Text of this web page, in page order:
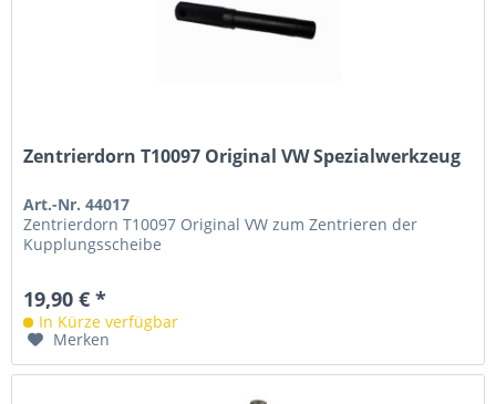
Zentrierdorn T10097 Original VW Spezialwerkzeug
Art.-Nr. 44017
Zentrierdorn T10097 Original VW zum Zentrieren der
Kupplungsscheibe
19,90 € *
In Kürze verfügbar
Merken